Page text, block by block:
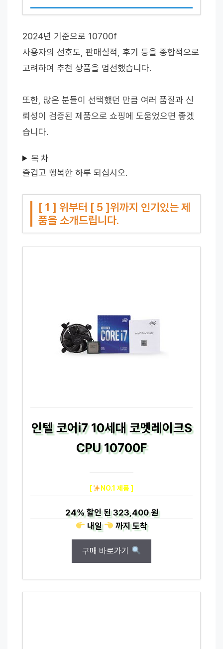
2024년 기준으로 10700f
사용자의 선호도, 판매실적, 후기 등을 종합적으로
고려하여 추천 상품을 엄선했습니다.
또한, 많은 분들이 선택했던 만큼 여러 품질과 신
뢰성이 검증된 제품으로 쇼핑에 도움었으면 좋겠
습니다.
목 차
즐겁고 행복한 하루 되십시오.
[ 1 ] 위부터 [ 5 ]위까지 인기있는 제
품을 소개드립니다.
인텔 코어i7 10세대 코멧레이크S
CPU 10700F
[ NO.1 제품 ]
24%할인 된323,400 원
내일
까지도착
구매 바로가기